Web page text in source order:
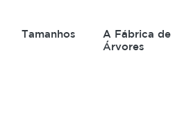
Tamanhos
A Fábrica de
Árvores